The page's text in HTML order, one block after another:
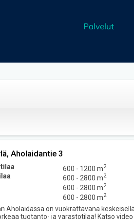
Palvelut